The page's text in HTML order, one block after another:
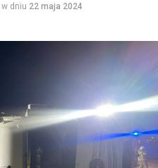
w dniu 22 maja 2024